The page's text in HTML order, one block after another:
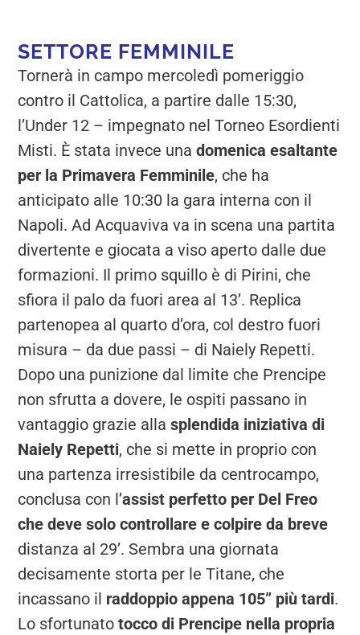
SETTORE FEMMINILE
Tornerà in campo mercoledì pomeriggio
contro il Cattolica, a partire dalle 15:30,
l’Under 12 – impegnato nel Torneo Esordienti
Misti. È stata invece unadomenica esaltante
per la Primavera Femminile, che ha
anticipato alle 10:30 la gara interna con il
Napoli. Ad Acquaviva va in scena una partita
divertente e giocata a viso aperto dalle due
formazioni. Il primo squillo è di Pirini, che
sfiora il palo da fuori area al 13’. Replica
partenopea al quarto d’ora, col destro fuori
misura – da due passi – di Naiely Repetti.
Dopo una punizione dal limite che Prencipe
non sfrutta a dovere, le ospiti passano in
vantaggio grazie allasplendida iniziativa di
Naiely Repetti, che si mette in proprio con
una partenza irresistibile da centrocampo,
conclusa con l’assist perfetto per Del Freo
che deve solo controllare e colpire da breve
distanza al 29’. Sembra una giornata
decisamente storta per le Titane, che
incassano il raddoppio appena 105” più tardi.
Lo sfortunatotocco di Prencipe nella propria